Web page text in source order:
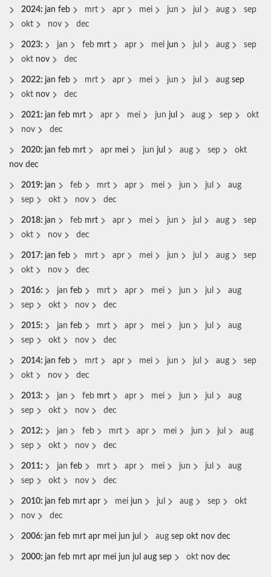
2024: jan feb mrt apr mei jun jul aug
sep
okt
nov dec
2023: jan feb mrt apr mei jun jul aug
sep
okt nov dec
2022: jan feb mrt apr mei jun jul aug sep
okt nov dec
2021: jan feb mrt apr mei jun jul aug sep
okt
nov
dec
2020: jan feb mrt apr mei jun jul aug sep
okt
nov dec
2019: jan feb mrt apr mei jun jul
aug
sep
okt nov dec
2018: jan feb mrt apr mei jun jul aug
sep
okt
nov dec
2017: jan feb mrt apr mei jun jul aug
sep
okt
nov dec
2016: jan feb mrt apr mei jun jul
aug
sep
okt nov dec
2015: jan feb mrt apr mei jun jul
aug
sep
okt nov dec
2014: jan feb mrt apr mei jun jul aug
sep
okt
nov dec
2013: jan feb mrt apr mei jun jul
aug
sep
okt nov dec
2012: jan feb mrt apr mei jun jul
aug
sep
okt nov dec
2011: jan feb mrt apr mei jun jul
aug
sep
okt nov dec
2010: jan feb mrt apr mei jun jul aug sep
okt
nov
dec
2006: jan feb mrt apr mei jun jul aug sep okt nov dec
2000: jan feb mrt apr mei jun jul aug sep okt nov dec